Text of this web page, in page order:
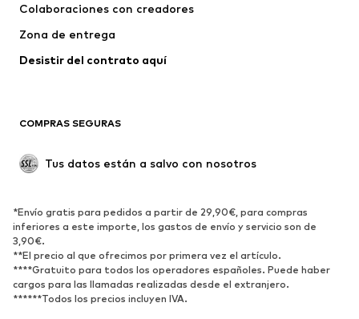
Ropa interior
Jerséis y cárdigans
Trajes y chaquetas
Ropa de baño
Nuevo
Tendencia
Zapatos bajos
Zapatos deportivos
Zapatos abiertos
DEPORTE
Ropa deportiva
Disciplinas deportivas
Colaboraciones con creadores
Zona de entrega
Desistir del contrato aquí
COMPRAS SEGURAS
Tus datos están a salvo con nosotros
*Envío gratis para pedidos a partir de 29,90€, para compras
inferiores a este importe, los gastos de envío y servicio son de
3,90€.
**El precio al que ofrecimos por primera vez el artículo.
****Gratuito para todos los operadores españoles. Puede haber
cargos para las llamadas realizadas desde el extranjero.
******Todos los precios incluyen IVA.